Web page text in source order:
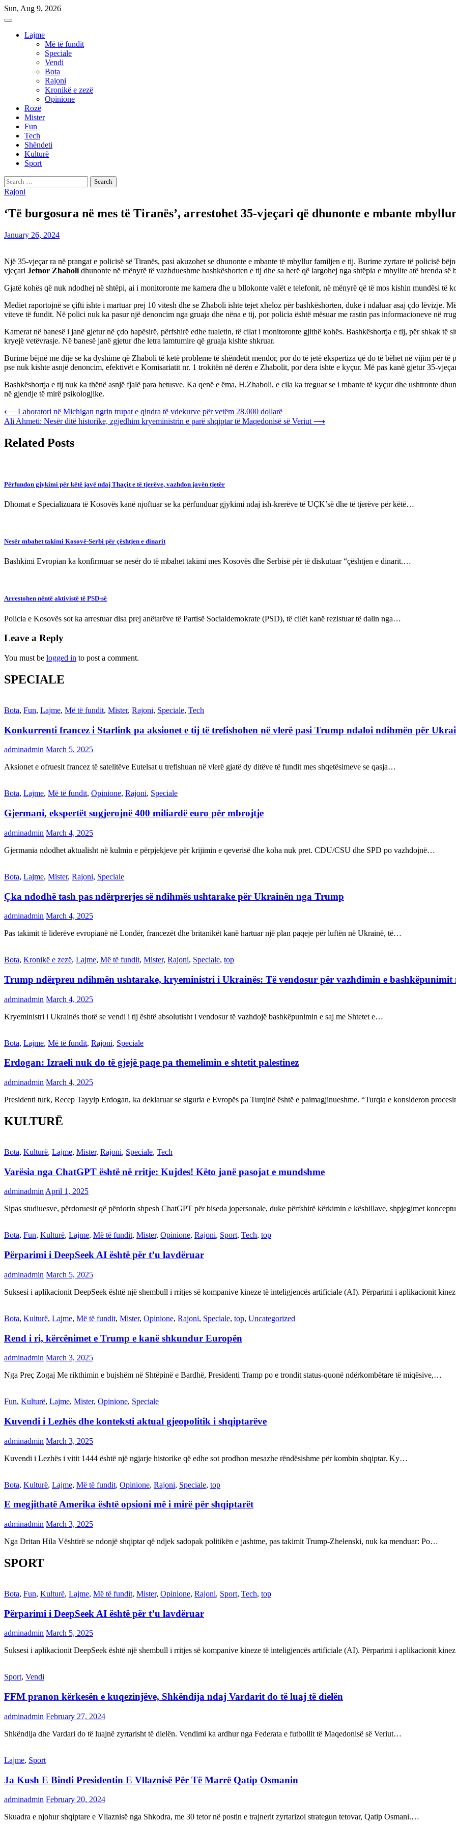
Skip
to
Sun, Aug 9, 2026
Lajme
Më të fundit
Speciale
Vendi
Bota
Rajoni
Kronikë e zezë
Opinione
Rozë
Mister
Fun
Tech
Shëndeti
Kulturë
Sport
Search
for:
Rajoni
‘Të burgosura në mes të Tiranës’, arrestohet 35-vjeçari që dhunonte e mbante
January 26, 2024
Një 35-vjeçar ra në prangat e policisë së Tiranës, pasi akuzohet se dhunonte e mbante të mbyllur familjen e tij. Burime zyrtare të policisë
vjeçari Jetnor Zhaboli dhunonte në mënyrë të vazhdueshme bashkëshorten e tij dhe sa herë që largohej nga shtëpia e mbyllte atë brenda
Gjatë kohës që nuk ndodhej në shtëpi, ai i monitoronte me kamera dhe u bllokonte valët e telefonit, në mënyrë që të mos kishin mundësi të
Mediet raportojnë se çifti ishte i martuar prej 10 vitesh dhe se Zhaboli ishte tejet xheloz për bashkëshorten, duke i ndaluar asaj çdo lëvizje.
viteve të fundit. Në polici nuk ka pasur një denoncim nga gruaja dhe nëna e tij, por policia është mësuar me rastin pas informacioneve në
Kamerat në banesë i janë gjetur në çdo hapësirë, përfshirë edhe tualetin, të cilat i monitoronte gjithë kohës. Bashkëshortja e tij, për shkak të
kryejë vetëvrasje. Në banesë janë gjetur dhe letra lamtumire që gruaja kishte shkruar.
Burime bëjnë me dije se ka dyshime që Zhaboli të ketë probleme të shëndetit mendor, por do të jetë ekspertiza që do të bëhet në vijim për
pse nuk kishte asnjë denoncim, efektivët e Komisariatit nr. 1 trokitën në derën e Zhabolit, por dera ishte e kyçur. Më pas kanë gjetur 35-
Bashkëshortja e tij nuk ka thënë asnjë fjalë para hetusve. Ka qenë e ëma, H.Zhaboli, e cila ka treguar se i mbante të kyçur dhe ushtronte
në gjendje të mirë psikologjike.
Post
navigation
⟵ Laboratori në Michigan ngrin trupat e qindra të vdekurve për vetëm 28.000 dollarë
Ali Ahmeti: Nesër ditë historike, zgjedhim kryeministrin e parë shqiptar të Maqedonisë së Veriut ⟶
Related Posts
Përfundon gjykimi për këtë javë ndaj Thaçit e të tjerëve, vazhdon javën tjetër
Dhomat e Specializuara të Kosovës kanë njoftuar se ka përfunduar gjykimi ndaj ish-krerëve të UÇK’së dhe të tjerëve për këtë…
Nesër mbahet takimi Kosovë-Serbi për çështjen e dinarit
Bashkimi Evropian ka konfirmuar se nesër do të mbahet takimi mes Kosovës dhe Serbisë për të diskutuar “çështjen e dinarit.…
Arrestohen nëntë aktivistë të PSD-së
Policia e Kosovës sot ka arrestuar disa prej anëtarëve të Partisë Socialdemokrate (PSD), të cilët kanë rezistuar të dalin nga…
Leave a Reply
You must be logged in to post a comment.
SPECIALE
Bota, Fun, Lajme, Më të fundit, Mister, Rajoni, Speciale, Tech
Konkurrenti francez i Starlink pa aksionet e tij të trefishohen në vlerë pasi Trump ndaloi ndihmën për
adminadmin March 5, 2025
Aksionet e ofruesit francez të satelitëve Eutelsat u trefishuan në vlerë gjatë dy ditëve të fundit mes shqetësimeve se qasja…
Bota, Lajme, Më të fundit, Opinione, Rajoni, Speciale
Gjermani, ekspertët sugjerojnë 400 miliardë euro për mbrojtje
adminadmin March 4, 2025
Gjermania ndodhet aktualisht në kulmin e përpjekjeve për krijimin e qeverisë dhe koha nuk pret. CDU/CSU dhe SPD po vazhdojnë…
Bota, Lajme, Mister, Rajoni, Speciale
Çka ndodhë tash pas ndërprerjes së ndihmës ushtarake për Ukrainën nga Trump
adminadmin March 4, 2025
Pas takimit të liderëve evropianë në Londër, francezët dhe britanikët kanë hartuar një plan paqeje për luftën në Ukrainë, të…
Bota, Kronikë e zezë, Lajme, Më të fundit, Mister, Rajoni, Speciale, top
Trump ndërpreu ndihmën ushtarake, kryeministri i Ukrainës: Të vendosur për vazhdimin e bashkëpunimit
adminadmin March 4, 2025
Kryeministri i Ukrainës thotë se vendi i tij është absolutisht i vendosur të vazhdojë bashkëpunimin e saj me Shtetet e…
Bota, Lajme, Më të fundit, Rajoni, Speciale
Erdogan: Izraeli nuk do të gjejë paqe pa themelimin e shtetit palestinez
adminadmin March 4, 2025
Presidenti turk, Recep Tayyip Erdogan, ka deklaruar se siguria e Evropës pa Turqinë është e paimagjinueshme. “Turqia e konsideron
KULTURË
Bota, Kulturë, Lajme, Mister, Rajoni, Speciale, Tech
Varësia nga ChatGPT është në rritje: Kujdes! Këto janë pasojat e mundshme
adminadmin April 1, 2025
Sipas studiuesve, përdoruesit që përdorin shpesh ChatGPT për biseda jopersonale, duke përfshirë kërkimin e këshillave, shpjegimet
Bota, Fun, Kulturë, Lajme, Më të fundit, Mister, Opinione, Rajoni, Sport, Tech, top
Përparimi i DeepSeek AI është për t’u lavdëruar
adminadmin March 5, 2025
Suksesi i aplikacionit DeepSeek është një shembull i rritjes së kompanive kineze të inteligjencës artificiale (AI). Përparimi i aplikacionit
Bota, Kulturë, Lajme, Më të fundit, Mister, Opinione, Rajoni, Speciale, top, Uncategorized
Rend i ri, kërcënimet e Trump e kanë shkundur Europën
adminadmin March 3, 2025
Nga Preç Zogaj Me rikthimin e bujshëm në Shtëpinë e Bardhë, Presidenti Tramp po e trondit status-quonë ndërkombëtare të miqësive,…
Fun, Kulturë, Lajme, Mister, Opinione, Speciale
Kuvendi i Lezhës dhe konteksti aktual gjeopolitik i shqiptarëve
adminadmin March 3, 2025
Kuvendi i Lezhës i vitit 1444 është një ngjarje historike që edhe sot prodhon mesazhe rëndësishme për kombin shqiptar. Ky…
Bota, Kulturë, Lajme, Më të fundit, Opinione, Rajoni, Speciale, top
E megjithatë Amerika është opsioni më i mirë për shqiptarët
adminadmin March 3, 2025
Nga Dritan Hila Vështirë se ndonjë shqiptar që ndjek sadopak politikën e jashtme, pas takimit Trump-Zhelenski, nuk ka menduar: Po…
SPORT
Bota, Fun, Kulturë, Lajme, Më të fundit, Mister, Opinione, Rajoni, Sport, Tech, top
Përparimi i DeepSeek AI është për t’u lavdëruar
adminadmin March 5, 2025
Suksesi i aplikacionit DeepSeek është një shembull i rritjes së kompanive kineze të inteligjencës artificiale (AI). Përparimi i aplikacionit
Sport, Vendi
FFM pranon kërkesën e kuqezinjëve, Shkëndija ndaj Vardarit do të luaj të dielën
adminadmin February 27, 2024
Shkëndija dhe Vardari do të luajnë zyrtarisht të dielën. Vendimi ka ardhur nga Federata e futbollit të Maqedonisë së Veriut…
Lajme, Sport
Ja Kush E Bindi Presidentin E Vllaznisë Për Të Marrë Qatip Osmanin
adminadmin February 20, 2024
Skuadra e njohur shqiptare e Vllaznisë nga Shkodra, me 30 tetor në postin e trajnerit zyrtarizoi strategun tetovar, Qatip Osmani.…